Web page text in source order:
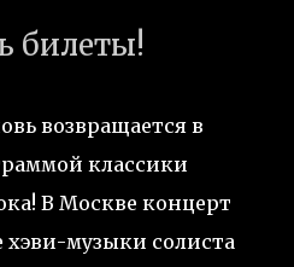
билеты!
возвращается в
классики
В Москве концерт
хэви-музыки солиста